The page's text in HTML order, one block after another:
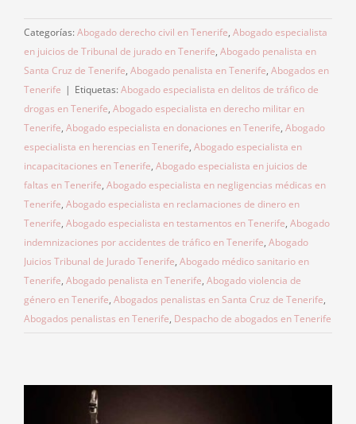
Categorías: Abogado derecho civil en Tenerife, Abogado especialista
en juicios de Tribunal de jurado en Tenerife, Abogado penalista en
Santa Cruz de Tenerife, Abogado penalista en Tenerife, Abogados en
Tenerife | Etiquetas: Abogado especialista en delitos de tráfico de
drogas en Tenerife, Abogado especialista en derecho militar en
Tenerife, Abogado especialista en donaciones en Tenerife, Abogado
especialista en herencias en Tenerife, Abogado especialista en
incapacitaciones en Tenerife, Abogado especialista en juicios de
faltas en Tenerife, Abogado especialista en negligencias médicas en
Tenerife, Abogado especialista en reclamaciones de dinero en
Tenerife, Abogado especialista en testamentos en Tenerife, Abogado
indemnizaciones por accidentes de tráfico en Tenerife, Abogado
Juicios Tribunal de Jurado Tenerife, Abogado médico sanitario en
Tenerife, Abogado penalista en Tenerife, Abogado violencia de
género en Tenerife, Abogados penalistas en Santa Cruz de Tenerife,
Abogados penalistas en Tenerife, Despacho de abogados en Tenerife